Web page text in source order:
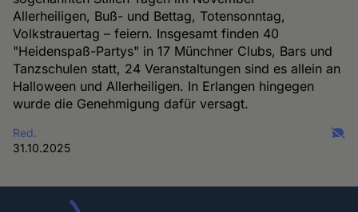
Allerheiligen, Buß- und Bettag, Totensonntag,
Volkstrauertag – feiern. Insgesamt finden 40
"Heidenspaß-Partys" in 17 Münchner Clubs, Bars und
Tanzschulen statt, 24 Veranstaltungen sind es allein an
Halloween und Allerheiligen. In Erlangen hingegen
wurde die Genehmigung dafür versagt.
Red.
31.10.2025